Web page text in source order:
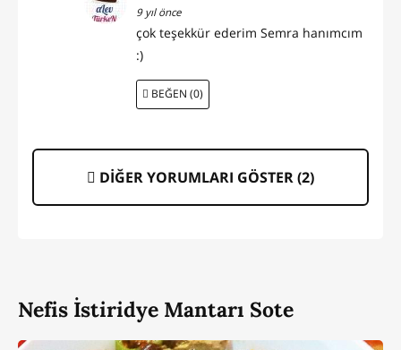
9 yıl önce
çok teşekkür ederim Semra hanımcım
:)
BEĞEN (0)
DİĞER YORUMLARI GÖSTER (2)
Nefis İstiridye Mantarı Sote